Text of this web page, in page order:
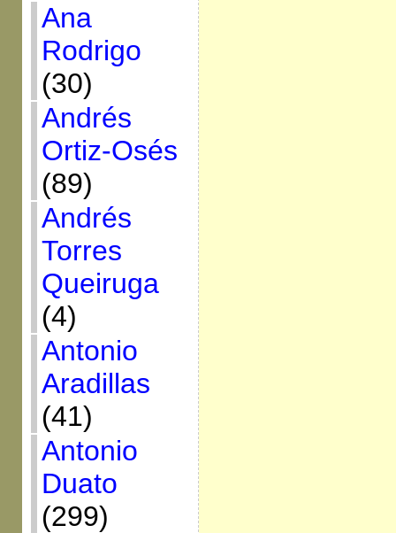
Ana
Rodrigo
(30)
Andrés
Ortiz-Osés
(89)
Andrés
Torres
Queiruga
(4)
Antonio
Aradillas
(41)
Antonio
Duato
(299)